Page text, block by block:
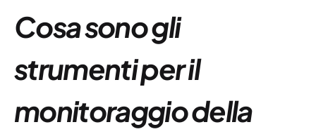
Cosa sono gli
strumenti per il
monitoraggio della